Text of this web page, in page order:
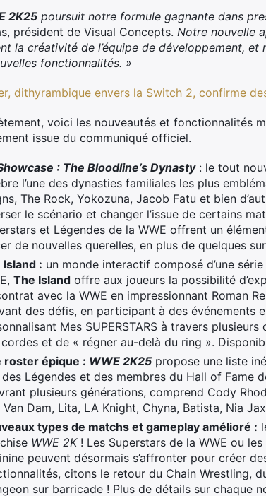
2K25 poursuit notre formule gagnante dans
président de Visual Concepts. Notre nouvelle
la créativité de l’équipe de développement,
fonctionnalités. »
dithyrambique envers la Switch 2, confirme
voici les nouveautés et fonctionnalités
issue du communiqué officiel.
: The Bloodline’s Dynasty: le tout
l’une des dynasties familiales les plus
The Rock, Yokozuna, Jacob Fatu et bien
le scénario et changer l’issue de certains
et Légendes de la WWE offrent un
de nouvelles querelles, en plus de quelques
Island : un monde interactif composé d’une
The Island offre aux joueurs la possibilité
avec la WWE en impressionnant Roman
des défis, en participant à des événements
Mes SUPERSTARS à travers plusieurs
et de « régner au-delà du ring ».
roster épique : WWE 2K25 propose une liste
Légendes et des membres du Hall of Fame
plusieurs générations, comprend Cody
Van Dam, Lita, LA Knight, Chyna, Batista, Nia
types de matchs et gameplay amélioré :
WWE 2K! Les Superstars de la WWE ou
peuvent désormais s’affronter pour créer
citons le retour du Chain Wrestling,
sur barricade ! Plus de détails sur chaque